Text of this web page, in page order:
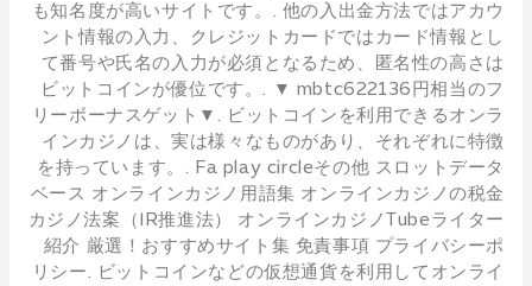
も知名度が高いサイトです。. 他の入出金方法ではアカウ
ント情報の入力、クレジットカードではカード情報とし
て番号や氏名の入力が必須となるため、匿名性の高さは
ビットコインが優位です。. ▼ mbtc622136円相当のフ
リーボーナスゲット▼. ビットコインを利用できるオンラ
インカジノは、実は様々なものがあり、それぞれに特徴
を持っています。. Fa play circleその他 スロットデータ
ベース オンラインカジノ用語集 オンラインカジノの税金
カジノ法案（IR推進法） オンラインカジノTubeライター
紹介 厳選！おすすめサイト集 免責事項 プライバシーポ
リシー. ビットコインなどの仮想通貨を利用してオンライ